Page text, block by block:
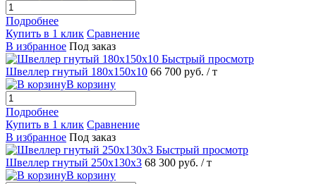
Подробнее
Купить в 1 клик Сравнение
В избранное Под заказ
Быстрый просмотр
Швеллер гнутый 180х150х10 66 700 руб. / т
В корзину
Подробнее
Купить в 1 клик Сравнение
В избранное Под заказ
Быстрый просмотр
Швеллер гнутый 250х130х3 68 300 руб. / т
В корзину